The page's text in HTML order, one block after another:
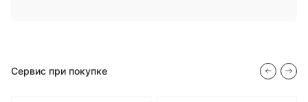
Сервис при покупке